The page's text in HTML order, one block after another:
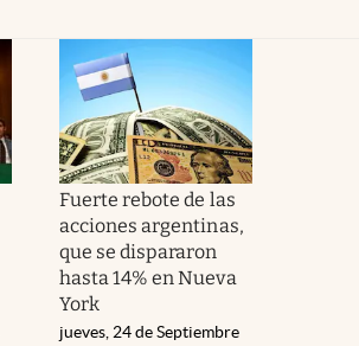
Fuerte rebote de las
acciones argentinas,
que se dispararon
hasta 14% en Nueva
York
jueves, 24 de Septiembre